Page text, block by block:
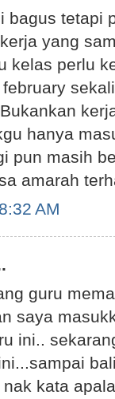
bagus tetapi
yang
kelas perlu
hanya
pun masih
amarah
AM
guru
saya
ini..
kata